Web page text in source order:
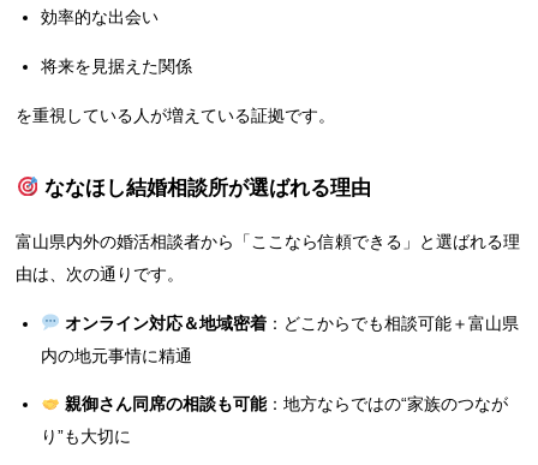
効率的な出会い
将来を見据えた関係
を重視している人が増えている証拠です。
ななほし結婚相談所が選ばれる理由
富山県内外の婚活相談者から「ここなら信頼できる」と選ばれる理
由は、次の通りです。
オンライン対応＆地域密着：どこからでも相談可能＋富山県
内の地元事情に精通
親御さん同席の相談も可能：地方ならではの“家族のつなが
り”も大切に